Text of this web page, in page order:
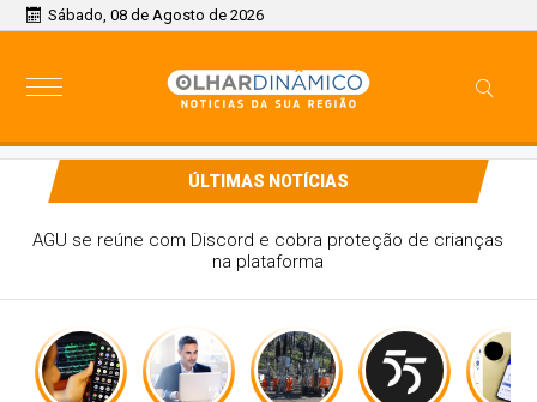
Sábado, 08 de Agosto de 2026
ÚLTIMAS NOTÍCIAS
tecnologia e IA, aponta Grant Thornton